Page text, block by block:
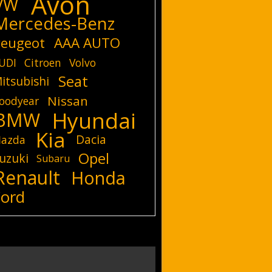
Benz
AAA AUTO
Citroen Volvo
Seat
Nissan
Hyundai
Kia
Dacia
Subaru Opel
Honda